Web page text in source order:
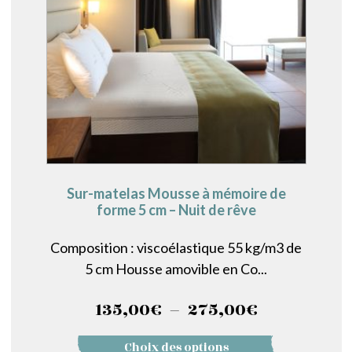
sur
la
page
du
produit
Sur-matelas Mousse à mémoire de
forme 5 cm – Nuit de rêve
Composition : viscoélastique 55 kg/m3 de
5 cm Housse amovible en Co...
135,00€ – 275,00€Plage
de
Choix des options